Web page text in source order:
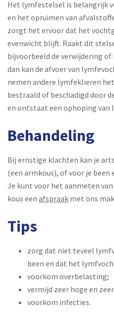
Het lymfestelsel is belangrijk
en het opruimen van
zorgt het ervoor dat het
evenwicht blijft. Raakt dit
bijvoorbeeld de verwijdering
dan kan de afvoer van
nemen andere lymfeklieren
bestraald of beschadigd door
en ontstaat een ophoping van
Behandeling
Bij ernstige klachten kan je
(een armkous), of voor je been
Je kunt voor het aanmeten
kous een afspraak met ons
Tips
zorg dat niet teveel
been en dat het
voorkom overbelasting;
vermijd zeer hoge en
voorkom infecties.